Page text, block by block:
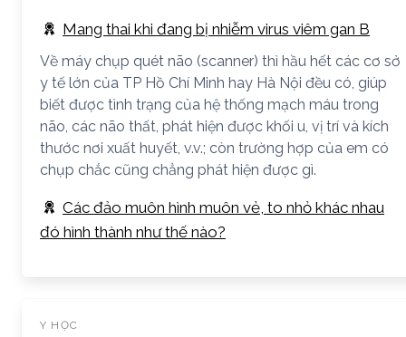
Mang thai khi đang bị nhiễm virus viêm gan B
Về máy chụp quét não (scanner) thì hầu hết các cơ sở
y tế lớn của TP Hồ Chí Minh hay Hà Nội đều có, giúp
biết được tình trạng của hệ thống mạch máu trong
não, các não thất, phát hiện được khối u, vị trí và kích
thước nơi xuất huyết, v.v.; còn trường hợp của em có
chụp chắc cũng chẳng phát hiện được gì.
Các đảo muôn hình muôn vẻ, to nhỏ khác nhau
đó hình thành như thế nào?
Y HỌC